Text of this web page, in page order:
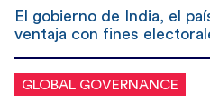
El gobierno de India, el
ventaja con fines
GLOBAL GOVERNANCE